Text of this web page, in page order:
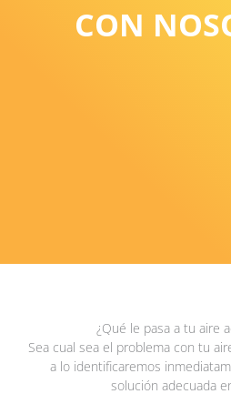
CON
¿Qué le pasa a tu aire
Sea cual sea el problema con tu
a lo identificaremos
solución adecuada